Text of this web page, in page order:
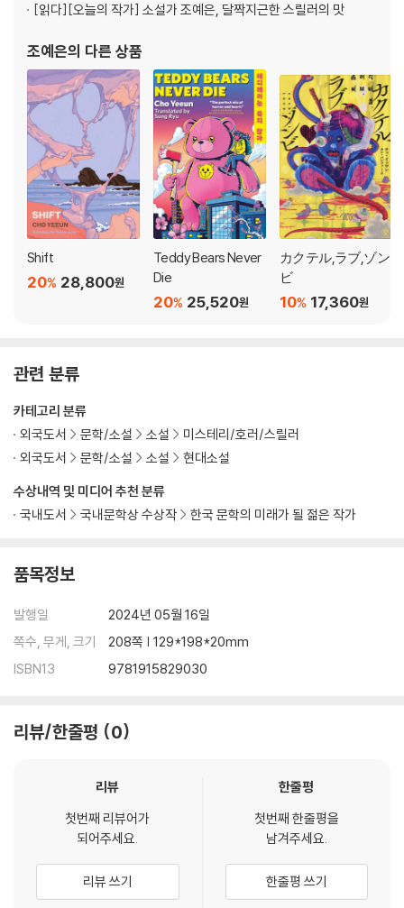
[읽다][오늘의 작가] 소설가 조예은, 달짝지근한 스릴러의 맛
조예은의 다른 상품
Shift
28,800원
20%
Teddy Bears Never
Die
25,520원
20%
カクテル,ラブ,ゾン
ビ
17,360원
10%
관련 분류
수상내역 및 미디어 추천 분류
국내도서
국내문학상 수상작 한국 문학의 미래가 될 젊은 작가
카테고리 분류
외국도서
문학/소설 소설
미스테리/호러/스릴러
외국도서
문학/소설 소설 현대소설
품목정보
발행일
2024년 05월 16일
쪽수, 무게, 크기
208쪽 | 129*198*20mm
ISBN13
9781915829030
리뷰/한줄평 0
리뷰
첫번째 리뷰어가
되어주세요.
리뷰 쓰기
한줄평
첫번째 한줄평을
남겨주세요.
한줄평 쓰기